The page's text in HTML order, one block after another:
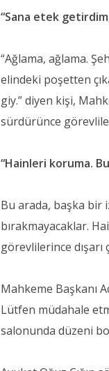
“Sana etek
“Ağlama, ağlama.
elindeki poşetten
giy.” diyen kişi,
sürdürünce
“Hainleri koruma.
Bu arada, başka bir
bırakmayacaklar.
görevlilerince dışarı
Mahkeme Başkanı
Lütfen müdahale
salonunda düzeni